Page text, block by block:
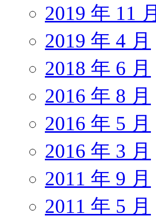
2019 年 11 月
2019 年 4 月
2018 年 6 月
2016 年 8 月
2016 年 5 月
2016 年 3 月
2011 年 9 月
2011 年 5 月